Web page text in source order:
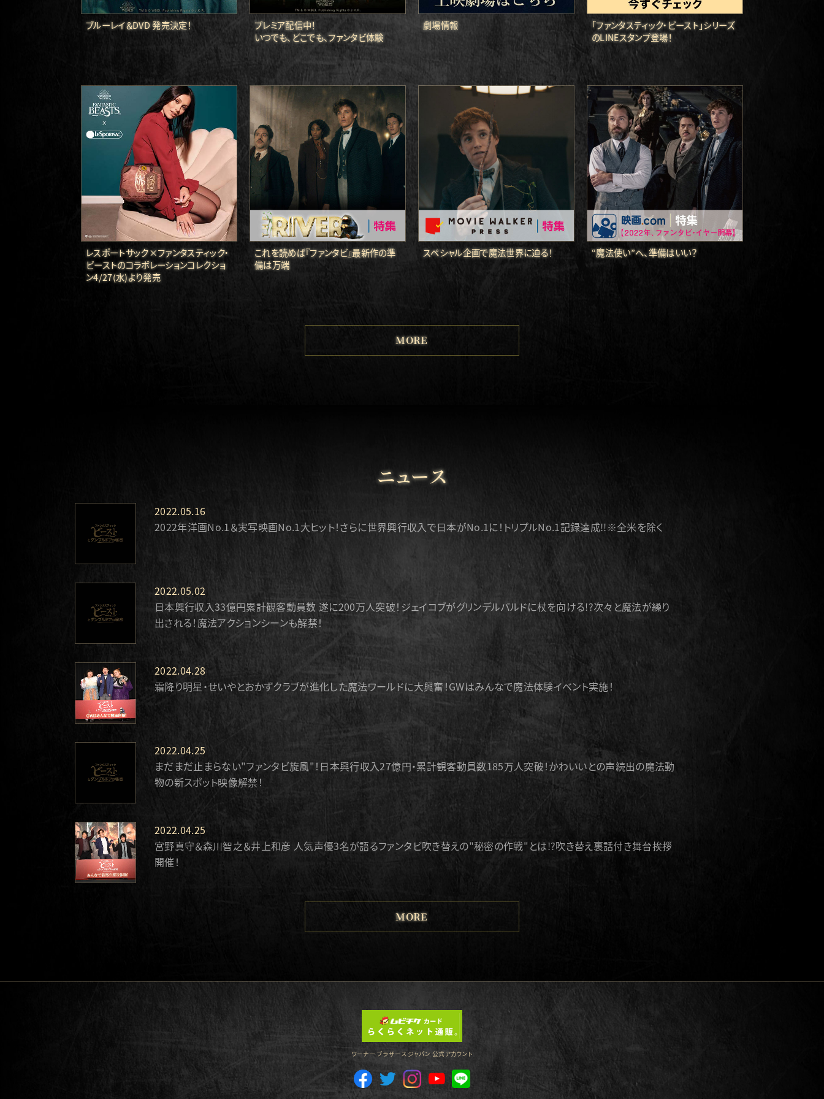
ブルーレイ＆DVD 発売決定！
プレミア配信中！
いつでも、どこでも、ファンタビ体験
劇場情報
「ファンタスティック・ビースト」シリーズ
のLINEスタンプ登場！
レスポートサック×ファンタスティック・
ビーストのコラボレーションコレクショ
ン4/27(水)より発売
これを読めば『ファンタビ』最新作の準
備は万端
スペシャル企画で魔法世界に迫る！ “魔法使い”へ、準備はいい？
MORE
ニュース
2022.05.16
2022年洋画No.1＆実写映画No.1大ヒット！さらに世界興行収入で日本がNo.1に！トリプルNo.1記録達成!!※全米を除く
2022.05.02
日本興行収入33億円累計観客動員数 遂に200万人突破！ジェイコブがグリンデルバルドに杖を向ける!?次々と魔法が繰り
出される！魔法アクションシーンも解禁！
2022.04.28
霜降り明星・せいやとおかずクラブが進化した魔法ワールドに大興奮！GWはみんなで魔法体験イベント実施！
2022.04.25
まだまだ止まらない"ファンタビ旋風"！日本興行収入27億円・累計観客動員数185万人突破！かわいいとの声続出の魔法動
物の新スポット映像解禁！
2022.04.25
宮野真守＆森川智之＆井上和彦 人気声優3名が語るファンタビ吹き替えの"秘密の作戦"とは!?吹き替え裏話付き舞台挨拶
開催！
MORE
ワーナー ブラザース ジャパン 公式アカウント